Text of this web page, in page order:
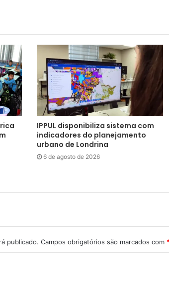
IPPUL disponibiliza sistema com
indicadores do planejamento
urbano de Londrina
6 de agosto de 2026
publicado. Campos obrigatórios são marcados com